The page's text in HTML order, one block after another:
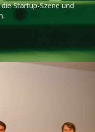
Startup-Szene und